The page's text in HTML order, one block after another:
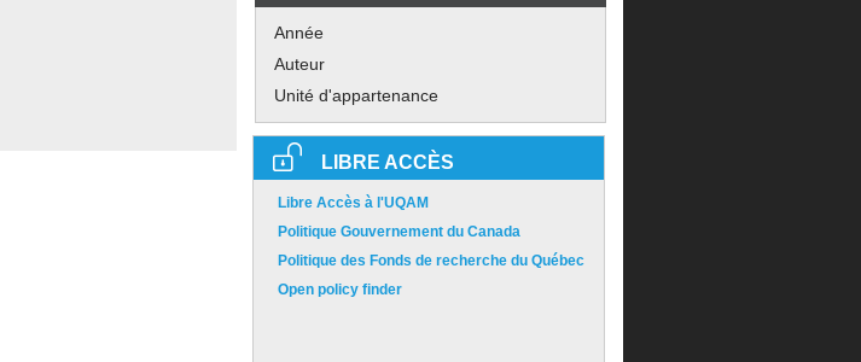
Année
Auteur
Unité d'appartenance
LIBRE ACCÈS
Libre Accès à l'UQAM
Politique Gouvernement du Canada
Politique des Fonds de recherche du Québec
Open policy finder